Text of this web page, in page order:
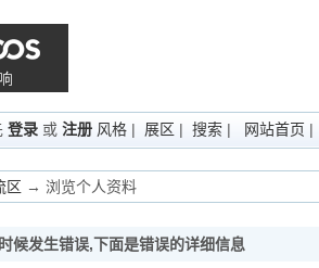
登录 或 注册 风格 | 展区 | 搜索 | 网站首页
区 → 浏览个人资料
候发生错误,下面是错误的详细信息